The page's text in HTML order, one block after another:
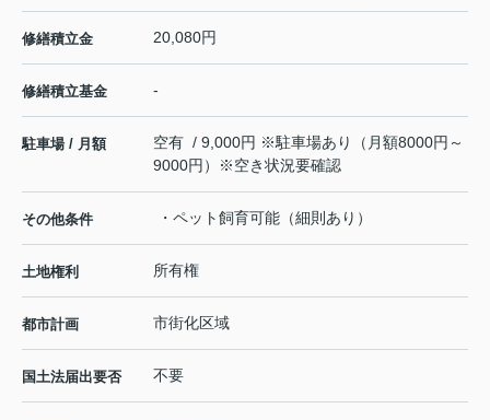
修繕積立金 20,080円
修繕積立基金 -
駐車場 / 月額
空有 / 9,000円 ※駐車場あり（月額8000円～
9000円）※空き状況要確認
その他条件 ・ペット飼育可能（細則あり）
土地権利 所有権
都市計画 市街化区域
国土法届出要否 不要